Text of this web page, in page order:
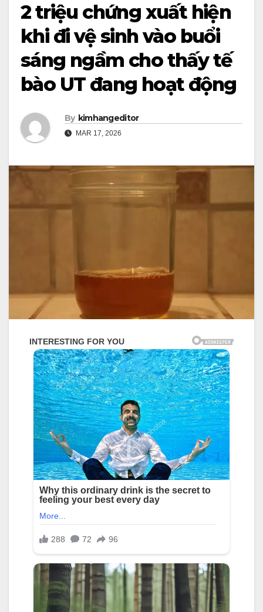
2 triệu chứng xuất hiện
khi đi vệ sinh vào buổi
sáng ngầm cho thấy tế
bào UT đang hoạt động
By kimhangeditor
MAR 17, 2026